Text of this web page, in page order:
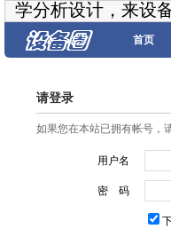
学分析设计，来设
首页
请登录
如果您在本站已拥有帐号，
用户名
密 码